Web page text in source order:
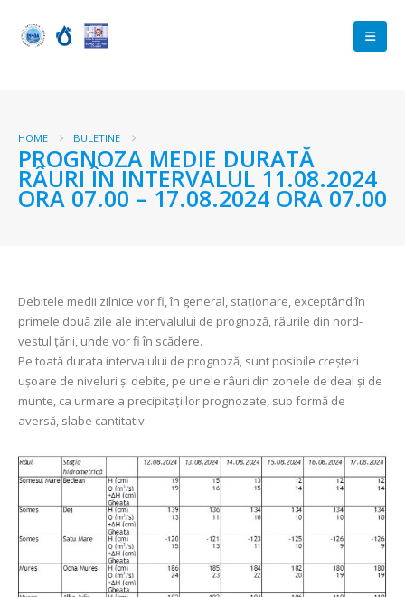
HOME BULETINE
PROGNOZA MEDIE DURATĂ
RÂURI ÎN INTERVALUL 11.08.2024
ORA 07.00 – 17.08.2024 ORA 07.00
Debitele medii zilnice vor fi, în general, staționare, exceptând în
primele două zile ale intervalului de prognoză, râurile din nord-
vestul țării, unde vor fi în scădere.
Pe toată durata intervalului de prognoză, sunt posibile creșteri
uşoare de niveluri și debite, pe unele râuri din zonele de deal și de
munte, ca urmare a precipitațiilor prognozate, sub formă de
aversă, slabe cantitativ.